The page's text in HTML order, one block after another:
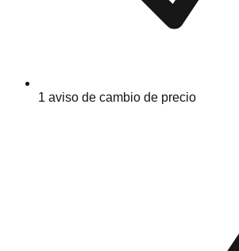
1 aviso de cambio de precio